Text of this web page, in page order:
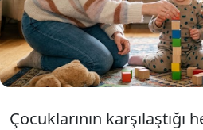
ve psikolojik
oynuyor.
Çocuklarının